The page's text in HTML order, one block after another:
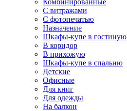
Комбинированные
С витражами
С фотопечатью
Назначение
Шкафы-купе в гостиную
В коридор
В прихожую
Шкафы-купе в спальню
Детские
Офисные
Для книг
Для одежды
На балкон